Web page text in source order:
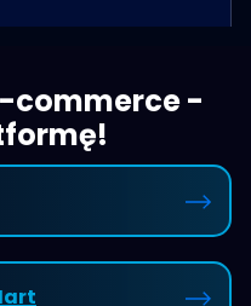
commerce -